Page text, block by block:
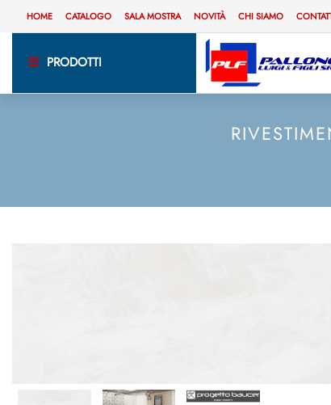
HOME CATALOGO SALA MOSTRA NOVITÀ CHI SIAMO
PRODOTTI